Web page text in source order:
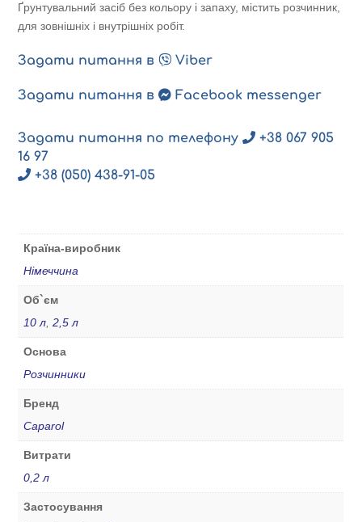
Ґрунтувальний засіб без кольору і запаху, містить розчинник,
для зовнішніх і внутрішніх робіт.
Задати питання в Viber
Задати питання в Facebook messenger
Задати питання по телефону
+38 067 905
16 97
+38 (050) 438-91-05
Країна-виробник
Німеччина
Об`єм
10 л ,2,5 л
Основа
Розчинники
Бренд
Caparol
Витрати
0,2 л
Застосування